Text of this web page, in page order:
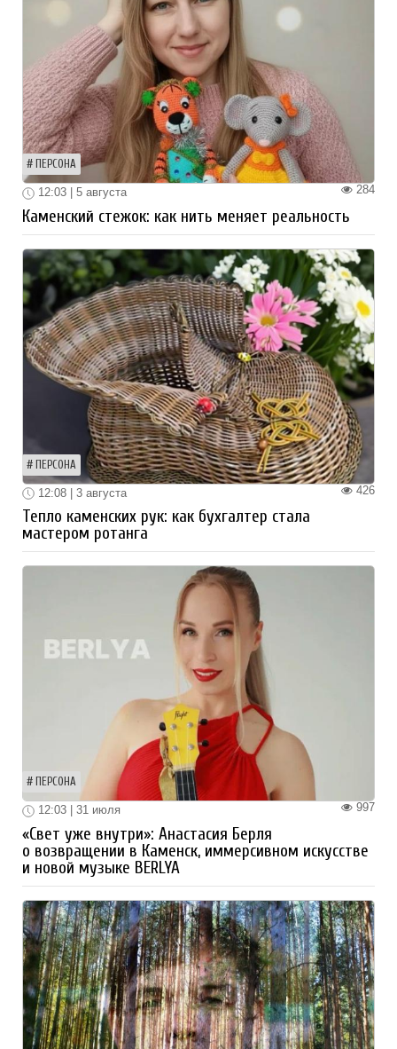
ПЕРСОНА
284
12:03 | 5 августа
Каменский стежок: как нить меняет реальность
ПЕРСОНА
426
12:08 | 3 августа
Тепло каменских рук: как бухгалтер стала
мастером ротанга
ПЕРСОНА
997
12:03 | 31 июля
«Свет уже внутри»: Анастасия Берля
о возвращении в Каменск, иммерсивном искусстве
и новой музыке BERLYA